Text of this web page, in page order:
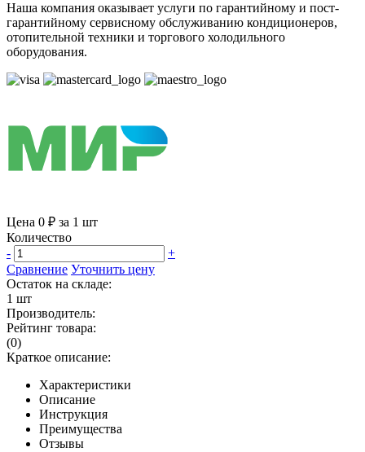
Наша компания оказывает услуги по гарантийному и пост-
гарантийному сервисному обслуживанию кондиционеров,
отопительной техники и торгового холодильного
оборудования.
Цена 0 ₽ за 1 шт
Количество
-
+
Сравнение Уточнить цену
Остаток на складе:
1 шт
Производитель:
Рейтинг товара:
(0)
Краткое описание:
Характеристики
Описание
Инструкция
Преимущества
Отзывы